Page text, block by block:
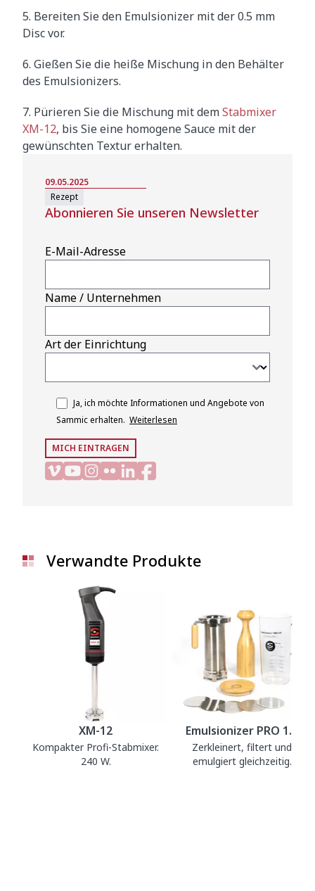
5. Bereiten Sie den Emulsionizer mit der 0.5 mm
Disc vor.
6. Gießen Sie die heiße Mischung in den Behälter
des Emulsionizers.
7. Pürieren Sie die Mischung mit demStabmixer
XM-12, bis Sie eine homogene Sauce mit der
gewünschten Textur erhalten.
09.05.2025
Rezept
Abonnieren Sie unseren Newsletter
E-Mail-Adresse
Name / Unternehmen
Art der Einrichtung
Ja, ich möchte Informationen und Angebote von
Sammic erhalten. Weiterlesen
MICH EINTRAGEN
Verwandte Produkte
XM-12
Kompakter Profi-Stabmixer.
240 W.
Emulsionizer PRO 1.0
Zerkleinert, filtert und
emulgiert gleichzeitig.